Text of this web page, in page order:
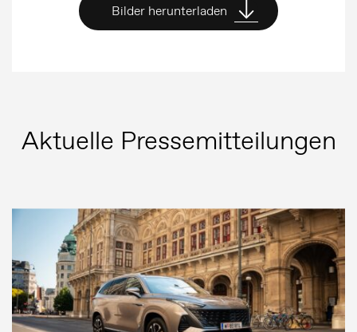
Bilder herunterladen
Aktuelle Pressemitteilungen